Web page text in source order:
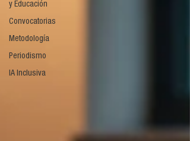
y Educación
Convocatorias
Metodología
Periodismo
IA Inclusiva